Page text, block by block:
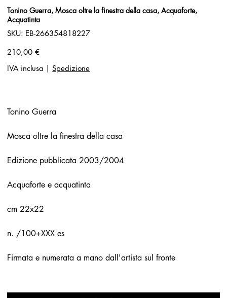
Tonino Guerra, Mosca oltre la finestra della casa, Acquaforte,
Acquatinta
SKU:
SKU
EB-
EB-266354818227
Prezzo
210,00 €
IVA inclusa
Spedizione
Tonino Guerra
Mosca oltre la finestra della casa
Edizione pubblicata 2003/2004
Acquaforte e acquatinta
cm 22x22
n. /100+XXX es
Firmata e numerata a mano dall'artista sul fronte